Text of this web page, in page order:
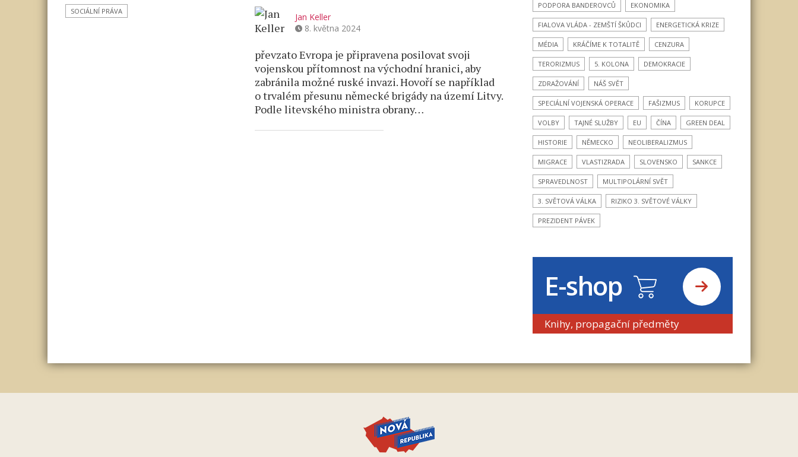
SOCIÁLNÍ PRÁVA
Jan Keller
8. května 2024
převzato Evropa je připravena posilovat svoji
vojenskou přítomnost na východní hranici, aby
zabránila možné ruské invazi. Hovoří se například
o trvalém přesunu německé brigády na území Litvy.
Podle litevského ministra obrany…
PODPORA BANDEROVCŮ EKONOMIKA
FIALOVA VLÁDA - ZEMŠTÍ ŠKŮDCI ENERGETICKÁ KRIZE
MÉDIA KRÁČÍME K TOTALITĚ CENZURA
TERORIZMUS 5. KOLONA DEMOKRACIE
ZDRAŽOVÁNÍ NÁŠ SVĚT
SPECIÁLNÍ VOJENSKÁ OPERACE FAŠIZMUS KORUPCE
VOLBY TAJNÉ SLUŽBY EU ČÍNA GREEN DEAL
HISTORIE NĚMECKO NEOLIBERALIZMUS
MIGRACE VLASTIZRADA SLOVENSKO SANKCE
SPRAVEDLNOST MULTIPOLÁRNÍ SVĚT
3. SVĚTOVÁ VÁLKA RIZIKO 3. SVĚTOVÉ VÁLKY
PREZIDENT PÁVEK
E-shop
Knihy, propagační předměty